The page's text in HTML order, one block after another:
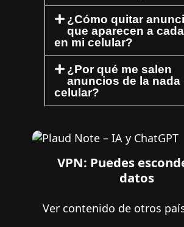
¿Cómo quitar
que aparecen a
en mi celular?
¿Por qué me salen
anuncios de la nada
celular?
VPN: Puedes
datos
Ver contenido de otros